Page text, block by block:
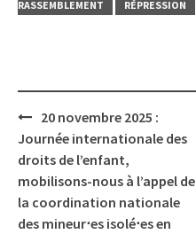
RASSEMBLEMENT RÉPRESSION
Post
navigation
20 novembre 2025 :
Journée internationale des
droits de l’enfant,
mobilisons-nous à l’appel de
la coordination nationale
des mineur⋅es isolé⋅es en